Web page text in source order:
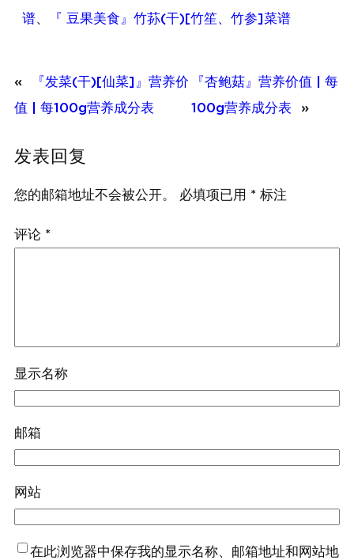
谱、 『 豆果美食』竹荪(干)[竹笙、竹参]菜谱
«
『发菜(干)[仙菜]』营养价
值 | 每100g营养成分表
『杏鲍菇』营养价值 | 每
100g营养成分表
»
发表回复
您的邮箱地址不会被公开。 必填项已用 * 标注
评论 *
显示名称
邮箱
网站
在此浏览器中保存我的显示名称、邮箱地址和网站地